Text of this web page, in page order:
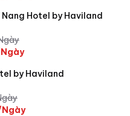
Hotel by Haviland
by Haviland